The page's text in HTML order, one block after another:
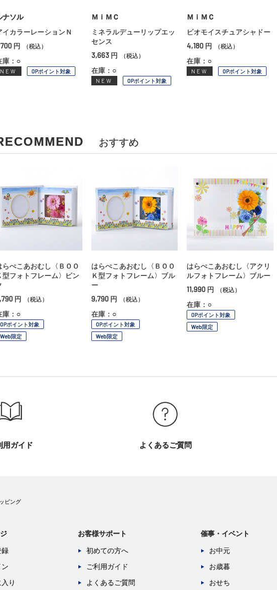
ナソル
イカラーレーションＮ
円 （税込）
庫：○
NEW OPポイント対象
ＭｉＭＣ
ミネラルデューリップエッ
センス
3,663 円 （税込）
在庫：○
NEW OPポイント対象
ＭｉＭＣ
ビオモイスチュアシャドー
4,180 円 （税込）
在庫：○
NEW OPポイント対象
おすすめ
らぺこあおむし〈ＢＯＯ
型フォトフレーム〉ピン
円 （税込）
庫：○
OPポイント対象
Web限定
はらぺこあおむし〈ＢＯＯ
Ｋ型フォトフレーム〉ブル
ー
9,790 円 （税込）
在庫：○
OPポイント対象
Web限定
はらぺこあおむし〈アクリ
ルフォトフレーム〉ブルー
11,990 円 （税込）
在庫：○
OPポイント対象
Web限定
用ガイド よくあるご質問
ピング
録
ン
り
お客様サポート
初めての方へ
ご利用ガイド
よくあるご質問
催事・イベント
お中元
お歳暮
おせち